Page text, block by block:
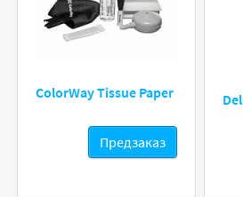
ColorWay Tissue Paper
Предзаказ